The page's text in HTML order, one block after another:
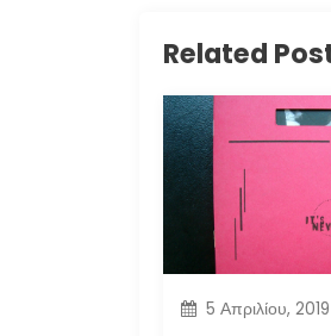
Related
5 Απριλίου, 2019